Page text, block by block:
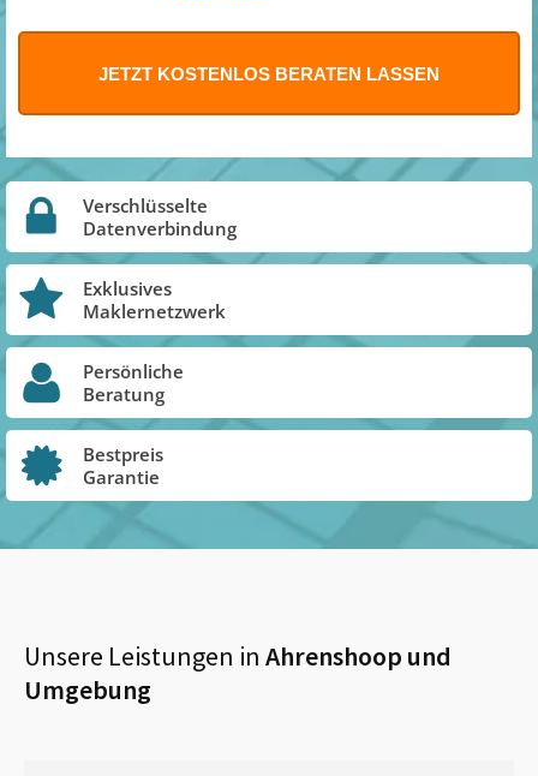
Verschlüsselte
Datenverbindung
Exklusives
Maklernetzwerk
Persönliche
Beratung
Bestpreis
Garantie
Unsere Leistungen in Ahrenshoop und
Umgebung